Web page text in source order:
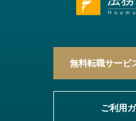
無料転職サービ
ご利用